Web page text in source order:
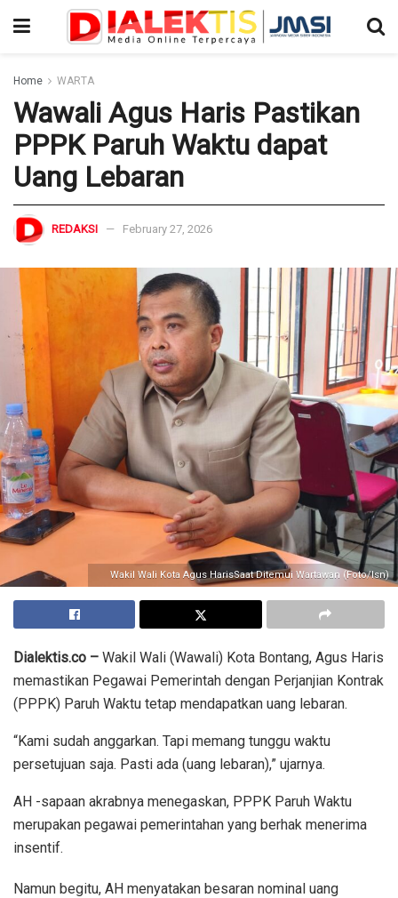
Home WARTA
Wawali Agus Haris Pastikan
PPPK Paruh Waktu dapat
Uang Lebaran
REDAKSI February 27, 2026
Wakil Wali Kota Agus HarisSaat Ditemui Wartawan (Foto/Isn)
Dialektis.co – Wakil Wali (Wawali) Kota Bontang, Agus Haris
memastikan Pegawai Pemerintah dengan Perjanjian Kontrak
(PPPK) Paruh Waktu tetap mendapatkan uang lebaran.
“Kami sudah anggarkan. Tapi memang tunggu waktu
persetujuan saja. Pasti ada (uang lebaran),” ujarnya.
AH -sapaan akrabnya menegaskan, PPPK Paruh Waktu
merupakan pegawai pemerintahan yang berhak menerima
insentif.
Namun begitu, AH menyatakan besaran nominal uang